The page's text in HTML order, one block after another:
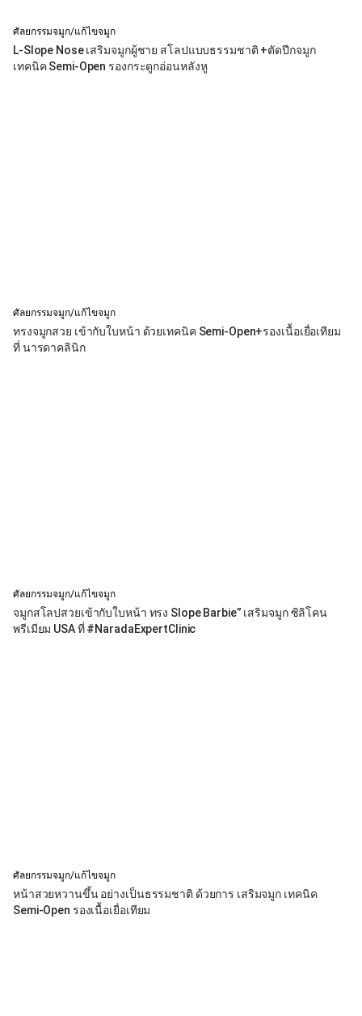
ศัลยกรรมจมูก/แก้ไขจมูก
L-Slope Nose เสริมจมูกผู้ชาย สโลปแบบธรรมชาติ +ตัดปีกจมูก
เทคนิค Semi-Open รองกระดูกอ่อนหลังหู
ศัลยกรรมจมูก/แก้ไขจมูก
ทรงจมูกสวย เข้ากับใบหน้า ด้วยเทคนิค Semi-Open+รองเนื้อเยื่อเทียม
ที่ นารดาคลินิก
ศัลยกรรมจมูก/แก้ไขจมูก
จมูกสโลปสวยเข้ากับใบหน้า ทรง Slope Barbie” เสริมจมูก ซิลิโคน
พรีเมียม USA ที่ #NaradaExpertClinic
ศัลยกรรมจมูก/แก้ไขจมูก
หน้าสวยหวานขึ้น อย่างเป็นธรรมชาติ ด้วยการ เสริมจมูก เทคนิค
Semi-Open รองเนื้อเยื่อเทียม